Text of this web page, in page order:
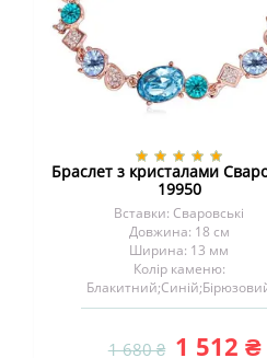
Браслет з кристалами
19950
Вставки: Сваровські
Довжина: 18 см
Ширина: 13 мм
Колір каменю:
1 680 ₴ 1 512 ₴